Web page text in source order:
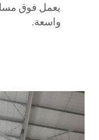
يعمل فوق
واسعة.